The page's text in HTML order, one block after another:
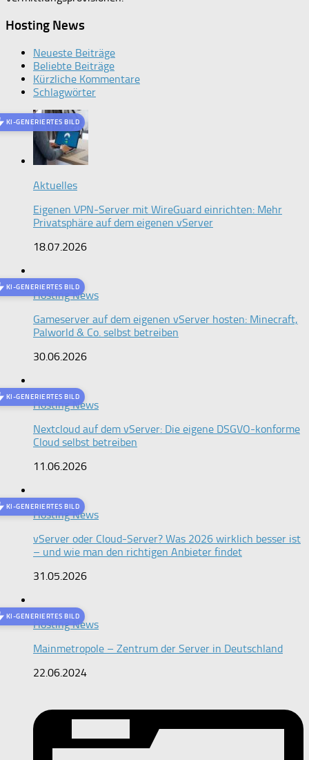
Hosting News
Neueste Beiträge
Beliebte Beiträge
Kürzliche Kommentare
Schlagwörter
KI-GENERIERTES BILD
Aktuelles
Eigenen VPN-Server mit WireGuard einrichten: Mehr
Privatsphäre auf dem eigenen vServer
18.07.2026
KI-GENERIERTES BILD
Hosting News
Gameserver auf dem eigenen vServer hosten: Minecraft,
Palworld & Co. selbst betreiben
30.06.2026
KI-GENERIERTES BILD
Hosting News
Nextcloud auf dem vServer: Die eigene DSGVO-konforme
Cloud selbst betreiben
11.06.2026
KI-GENERIERTES BILD
Hosting News
vServer oder Cloud-Server? Was 2026 wirklich besser ist
– und wie man den richtigen Anbieter findet
31.05.2026
KI-GENERIERTES BILD
Hosting News
Mainmetropole – Zentrum der Server in Deutschland
22.06.2024